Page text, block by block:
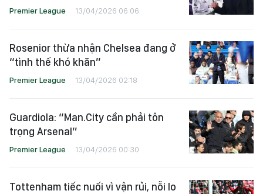
Premier League 13/04/2026 06:06
Rosenior thừa nhận Chelsea đang ở
“tình thế khó khăn”
Premier League 13/04/2026 02:18
Guardiola: “Man.City cần phải tôn
trọng Arsenal”
Premier League 13/04/2026 00:30
Tottenham tiếc nuối vì vận rủi, nỗi lo